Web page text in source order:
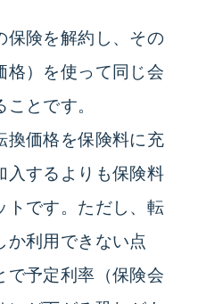
保険を解約し、その
格）を使って同じ会
ことです。
換価格を保険料に充
入するよりも保険料
トです。ただし、転
利用できない点
で予定利率（保険会